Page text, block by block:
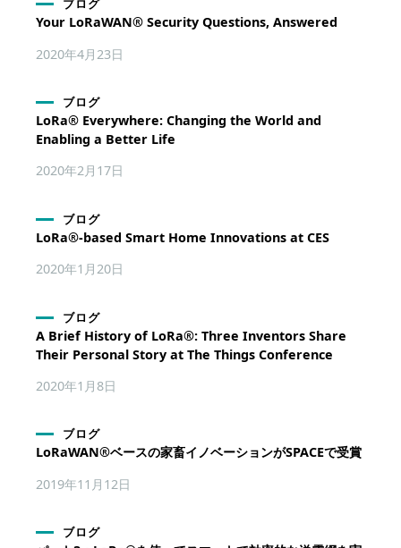
ブログ
Your LoRaWAN® Security Questions, Answered
2020年4月23日
ブログ
LoRa® Everywhere: Changing the World and
Enabling a Better Life
2020年2月17日
ブログ
LoRa®-based Smart Home Innovations at CES
2020年1月20日
ブログ
A Brief History of LoRa®: Three Inventors Share
Their Personal Story at The Things Conference
2020年1月8日
ブログ
LoRaWAN®ベースの家畜イノベーションがSPACEで受賞
2019年11月12日
ブログ